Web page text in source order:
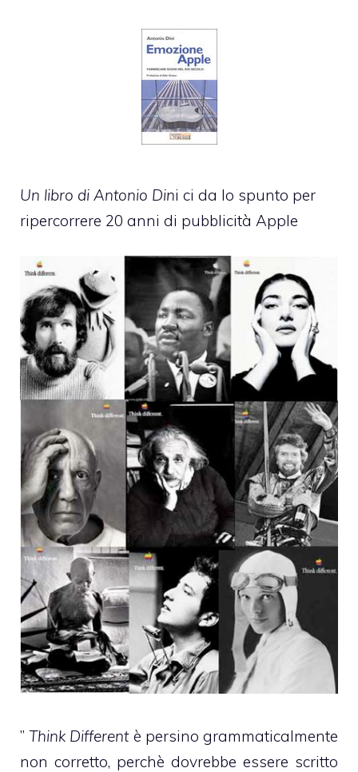
Un libro di Antonio Dini ci da lo spunto per
ripercorrere 20 anni di pubblicità Apple
”Think Differentè persino grammaticalmente
non corretto, perchè dovrebbe essere scritto